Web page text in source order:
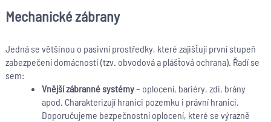
Mechanické zábrany
Jedná se většinou o pasivní prostředky, které zajišťují první stupeň
zabezpečení domácnosti (tzv. obvodová a plášťová ochrana). Řadí se
sem:
Vnější zábranné systémy– oplocení, bariéry, zdi, brány
apod. Charakterizují hranici pozemku i právní hranici.
Doporučujeme bezpečnostní oplocení, které se výrazně